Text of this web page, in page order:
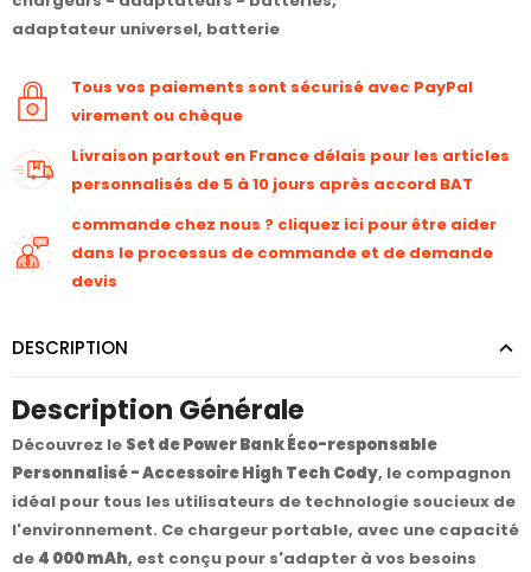
adaptateur universel, batterie
Tous vos paiements sont sécurisé avec PayPal
virement ou chèque
Livraison partout en France délais pour les articles
personnalisés de 5 à 10 jours après accord BAT
commande chez nous ? cliquez ici pour être aider
dans le processus de commande et de demande
devis
DESCRIPTION
Description Générale
Découvrez le Set de Power Bank Éco-responsable
Personnalisé - Accessoire High Tech Cody, le compagnon
idéal pour tous les utilisateurs de technologie soucieux de
l'environnement. Ce chargeur portable, avec une capacité
de 4 000 mAh, est conçu pour s'adapter à vos besoins